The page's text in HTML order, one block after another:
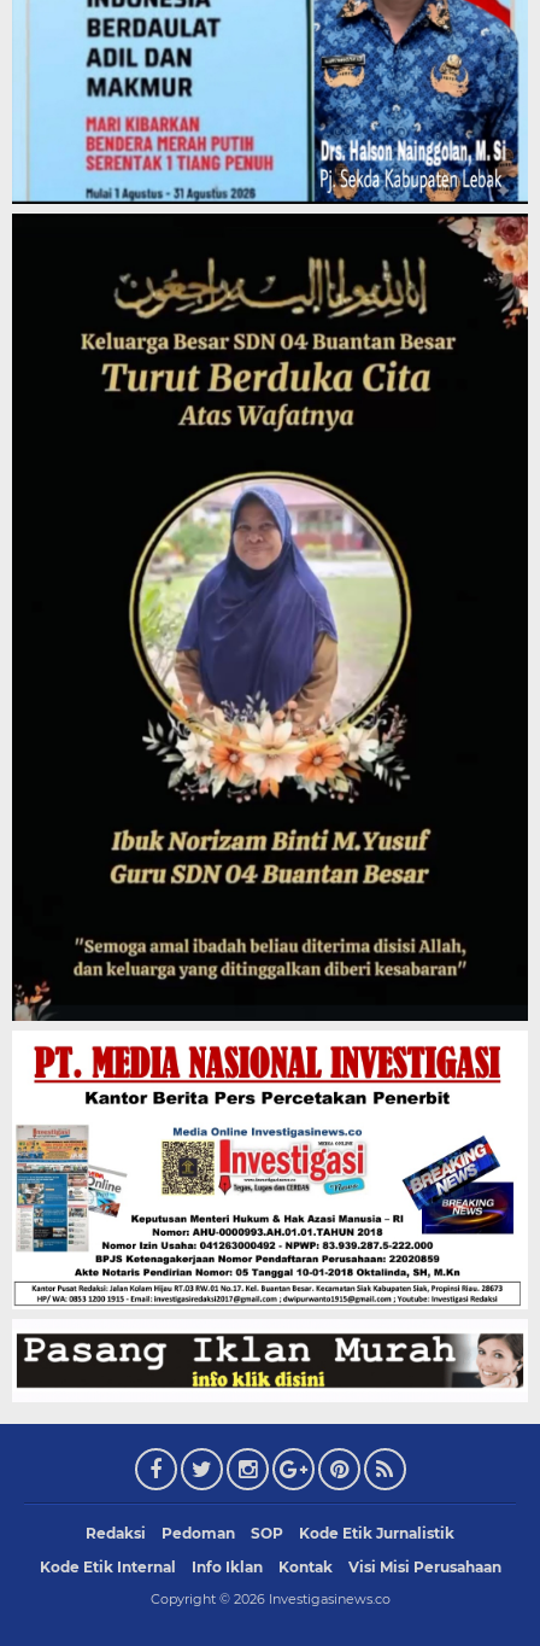
Redaksi Pedoman SOP
Kode Etik Jurnalistik
Kode Etik Internal
Info Iklan Kontak Visi Misi Perusahaan
Copyright © 2026 Investigasinews.co